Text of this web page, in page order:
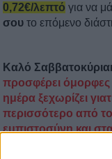
0,72€/λεπτό για να
σου το επόμενο
Καλό
προσφέρει όμορφες
ημέρα ξεχωρίζει
περισσότερο από
εμπιστοσύνη και
Όταν η καρδιά και η